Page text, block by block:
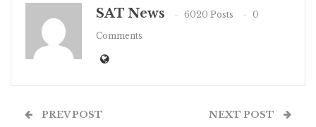
SAT News 6020 Posts
0
Comments
PREV POST NEXT POST